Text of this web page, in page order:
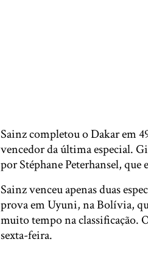
Sainz completou o Dakar em
vencedor da última especial.
por Stéphane Peterhansel,
Sainz venceu apenas duas
prova em Uyuni, na Bolívia,
muito tempo na classificação.
sexta-feira.